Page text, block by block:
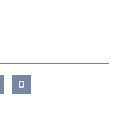
mobile